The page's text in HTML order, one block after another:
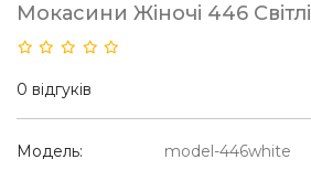
Мокасини Жіночі 446 Світлі
0 відгуків
Модель:
model-446white